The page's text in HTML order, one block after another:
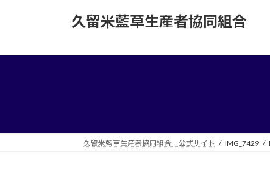
久留米藍草生産者協同組合
久留米藍草生産者協同組合 公式サイト IMG_7429